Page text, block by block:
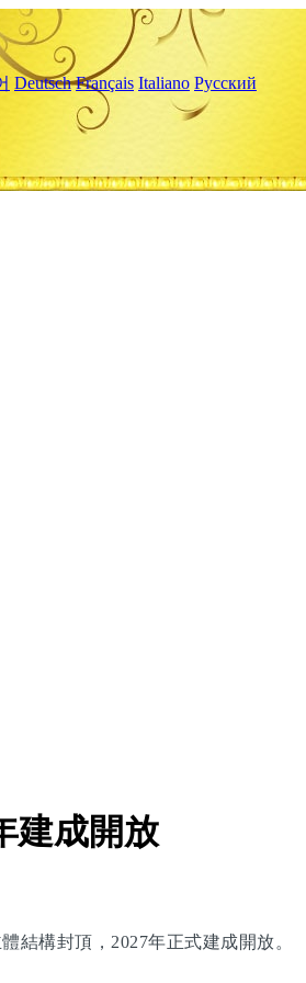
Deutsch Français Italiano Русский
建成開放
結構封頂，2027年正式建成開放。